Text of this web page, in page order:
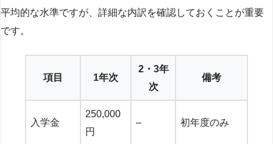
平均的な水準ですが、詳細な内訳を確認しておくことが重要
です。
項目 1年次
2・3年
次
備考
入学金
250,000
円
– 初年度のみ